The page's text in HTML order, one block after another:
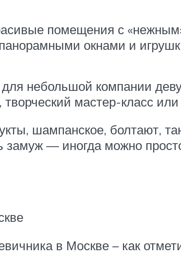
помещения с
окнами и
небольшой компании
мастер-класс
шампанское, болтают,
замуж — иногда можно
в Москве – как